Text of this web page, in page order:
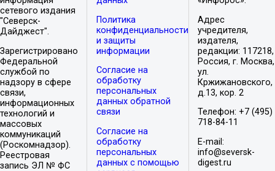
сетевого издания
"Северск-
Дайджест".
Зарегистрировано
Федеральной
службой по
надзору в сфере
связи,
информационных
технологий и
массовых
коммуникаций
(Роскомнадзор).
Реестровая
запись ЭЛ № ФС
Политика
конфиденциальности
и защиты
информации
Согласие на
обработку
персональных
данных обратной
связи
Согласие на
обработку
персональных
данных с помощью
Адрес
учредителя,
издателя,
редакции: 117218,
Россия, г. Москва,
ул.
Кржижановского,
д.13, кор. 2
Телефон: +7 (495)
718-84-11
E-mail:
info@seversk-
digest.ru